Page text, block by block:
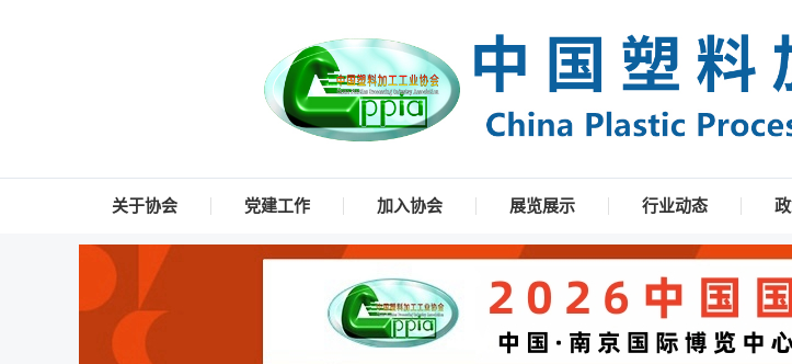
关于协会 党建工作 加入协会 展览展示 行业动态